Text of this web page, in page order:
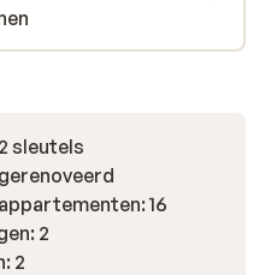
sleutels
16
2
2